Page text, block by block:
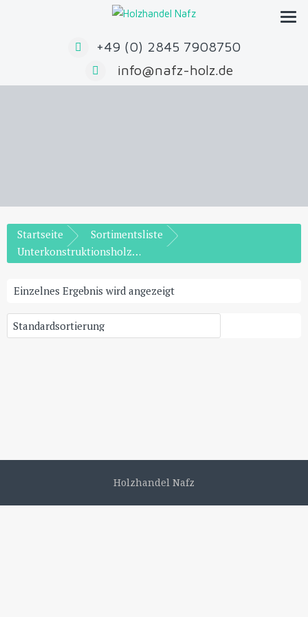
+49 (0) 2845 7908750
info@nafz-holz.de
Startseite
Sortimentsliste
Unterkonstruktionsholz Sibirische Lärche
Einzelnes Ergebnis wird angezeigt
Holzhandel Nafz